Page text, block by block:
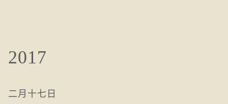
2017
二月十七日